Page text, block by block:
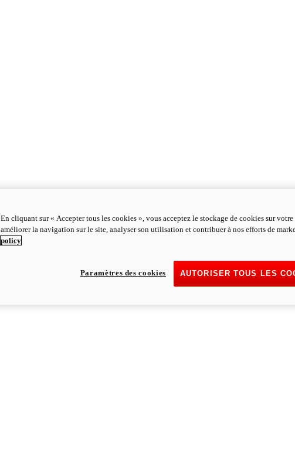
En cliquant sur « Accepter tous les cookies », vous acceptez le stockage de cookies sur
améliorer la navigation sur le site, analyser son utilisation et contribuer à nos efforts de
policy
AUTORISER TOUS LES
Paramètres des cookies